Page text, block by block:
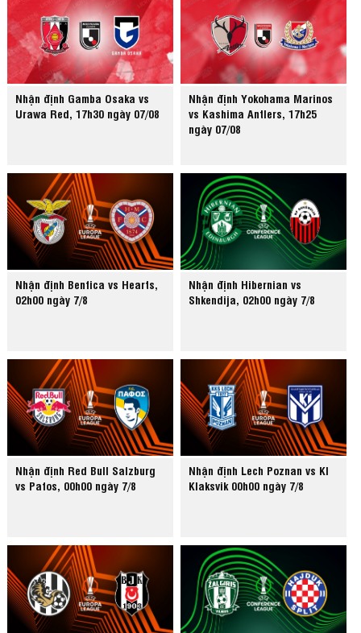
Nhận định Gamba Osaka vs
Urawa Red, 17h30 ngày 07/08
Nhận định Yokohama Marinos
vs Kashima Antlers, 17h25
ngày 07/08
Nhận định Benfica vs Hearts,
02h00 ngày 7/8
Nhận định Hibernian vs
Shkendija, 02h00 ngày 7/8
Nhận định Red Bull Salzburg
vs Pafos, 00h00 ngày 7/8
Nhận định Lech Poznan vs KI
Klaksvik 00h00 ngày 7/8